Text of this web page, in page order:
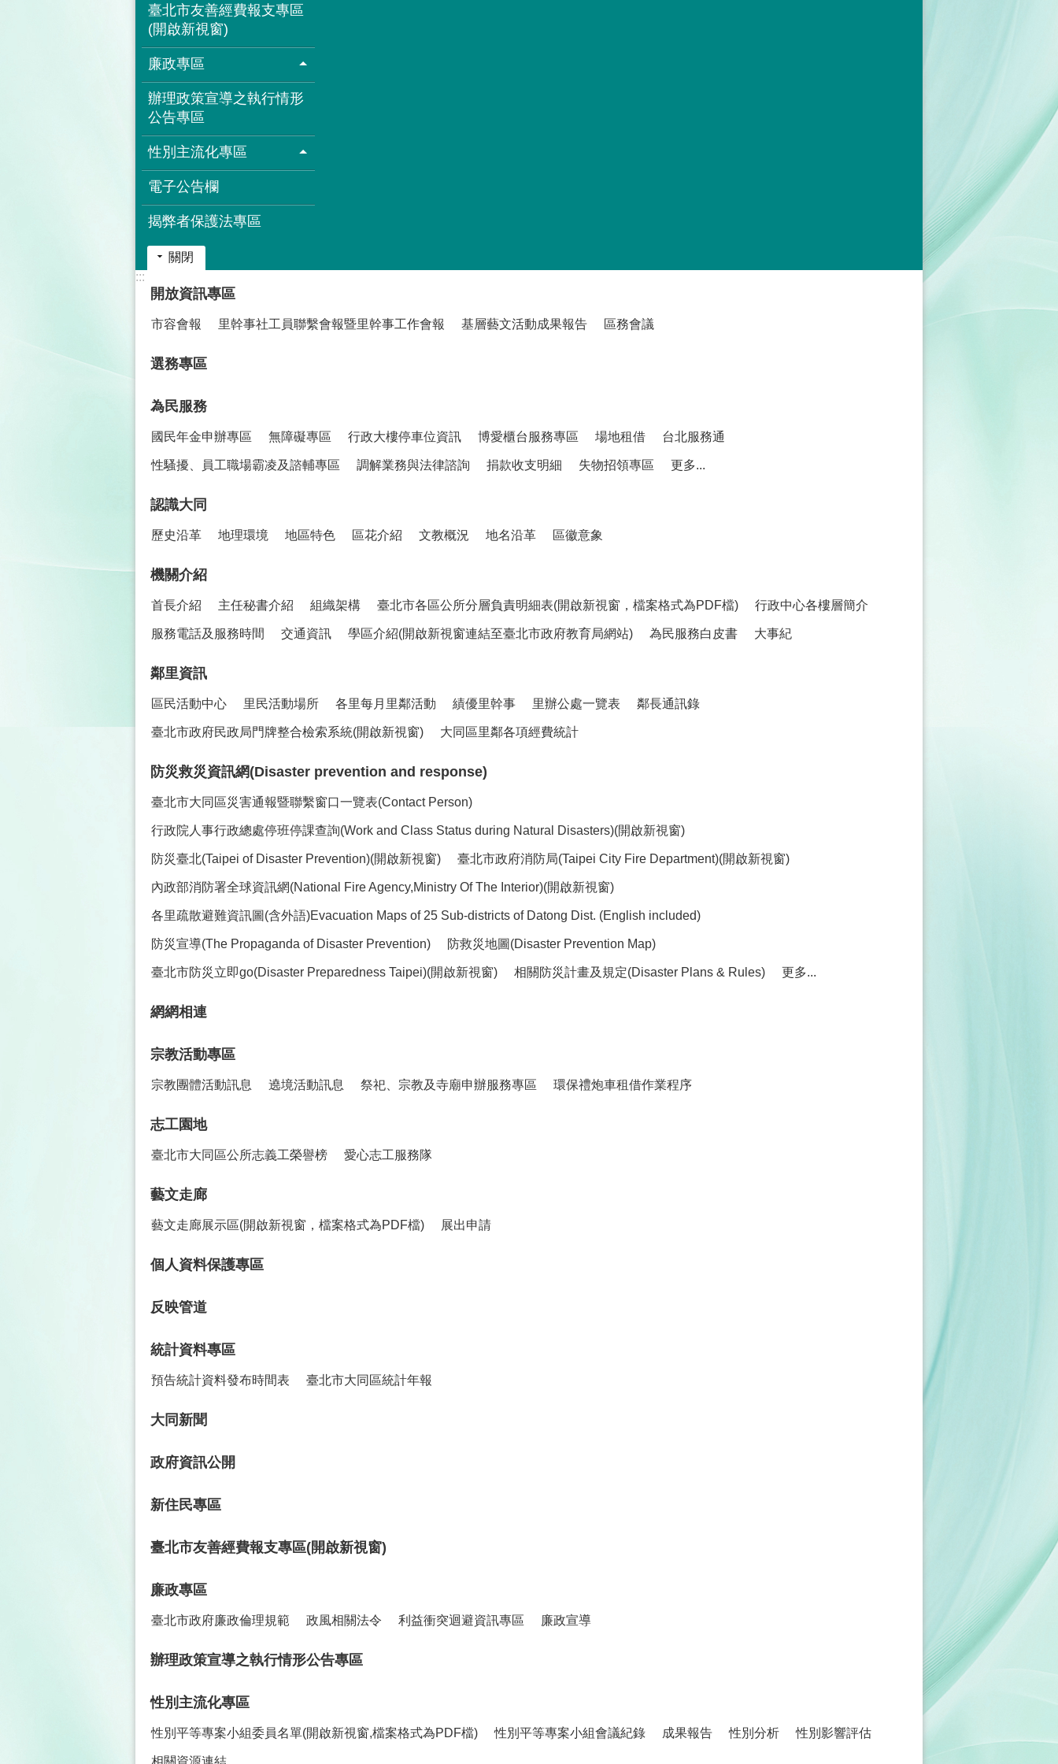
臺北市友善經費報支專區
(開啟新視窗)
廉政專區
辦理政策宣導之執行情形
公告專區
性別主流化專區
電子公告欄
揭弊者保護法專區
關閉
:::
開放資訊專區
市容會報 里幹事社工員聯繫會報暨里幹事工作會報 基層藝文活動成果報告 區務會議
選務專區
為民服務
國民年金申辦專區 無障礙專區 行政大樓停車位資訊 博愛櫃台服務專區 場地租借 台北服務通
性騷擾、員工職場霸凌及諮輔專區 調解業務與法律諮詢 捐款收支明細 失物招領專區 更多...
認識大同
歷史沿革 地理環境 地區特色 區花介紹 文教概況 地名沿革 區徽意象
機關介紹
首長介紹 主任秘書介紹 組織架構 臺北市各區公所分層負責明細表(開啟新視窗，檔案格式為PDF檔) 行政中心各樓層簡介
服務電話及服務時間 交通資訊 學區介紹(開啟新視窗連結至臺北市政府教育局網站) 為民服務白皮書 大事紀
鄰里資訊
區民活動中心 里民活動場所 各里每月里鄰活動 績優里幹事 里辦公處一覽表 鄰長通訊錄
臺北市政府民政局門牌整合檢索系統(開啟新視窗) 大同區里鄰各項經費統計
防災救災資訊網(Disaster prevention and response)
臺北市大同區災害通報暨聯繫窗口一覽表(Contact Person)
行政院人事行政總處停班停課查詢(Work and Class Status during Natural Disasters)(開啟新視窗)
防災臺北(Taipei of Disaster Prevention)(開啟新視窗) 臺北市政府消防局(Taipei City Fire Department)(開啟新視窗)
內政部消防署全球資訊網(National Fire Agency,Ministry Of The Interior)(開啟新視窗)
各里疏散避難資訊圖(含外語)Evacuation Maps of 25 Sub-districts of Datong Dist. (English included)
防災宣導(The Propaganda of Disaster Prevention) 防救災地圖(Disaster Prevention Map)
臺北市防災立即go(Disaster Preparedness Taipei)(開啟新視窗) 相關防災計畫及規定(Disaster Plans & Rules) 更多...
網網相連
宗教活動專區
宗教團體活動訊息 遶境活動訊息 祭祀、宗教及寺廟申辦服務專區 環保禮炮車租借作業程序
志工園地
臺北市大同區公所志義工榮譽榜 愛心志工服務隊
藝文走廊
藝文走廊展示區(開啟新視窗，檔案格式為PDF檔) 展出申請
個人資料保護專區
反映管道
統計資料專區
預告統計資料發布時間表 臺北市大同區統計年報
大同新聞
政府資訊公開
新住民專區
臺北市友善經費報支專區(開啟新視窗)
廉政專區
臺北市政府廉政倫理規範 政風相關法令 利益衝突迴避資訊專區 廉政宣導
辦理政策宣導之執行情形公告專區
性別主流化專區
性別平等專案小組委員名單(開啟新視窗,檔案格式為PDF檔) 性別平等專案小組會議紀錄 成果報告 性別分析 性別影響評估
相關資源連結